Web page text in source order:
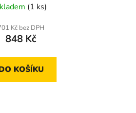
(1 ks)
Kč bez DPH
848 Kč
KOŠÍKU